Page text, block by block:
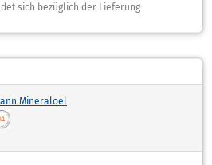
sich bezüglich der Lieferung
Mineraloel